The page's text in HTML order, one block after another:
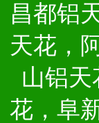
昌都铝
天花，
山铝
花，阜